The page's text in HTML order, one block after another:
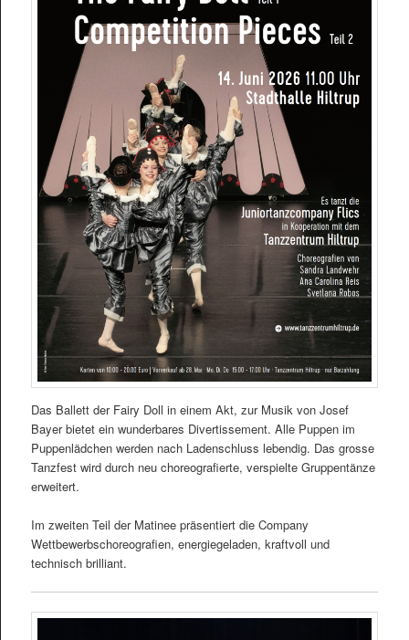
Das Ballett der Fairy Doll in einem Akt, zur Musik von Josef
Bayer bietet ein wunderbares Divertissement. Alle Puppen im
Puppenlädchen werden nach Ladenschluss lebendig. Das grosse
Tanzfest wird durch neu choreografierte, verspielte Gruppentänze
erweitert.
Im zweiten Teil der Matinee präsentiert die Company
Wettbewerbschoreografien, energiegeladen, kraftvoll und
technisch brilliant.